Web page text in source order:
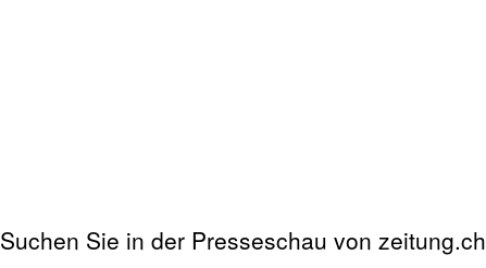
Suchen Sie in der Presseschau von zeitung.ch